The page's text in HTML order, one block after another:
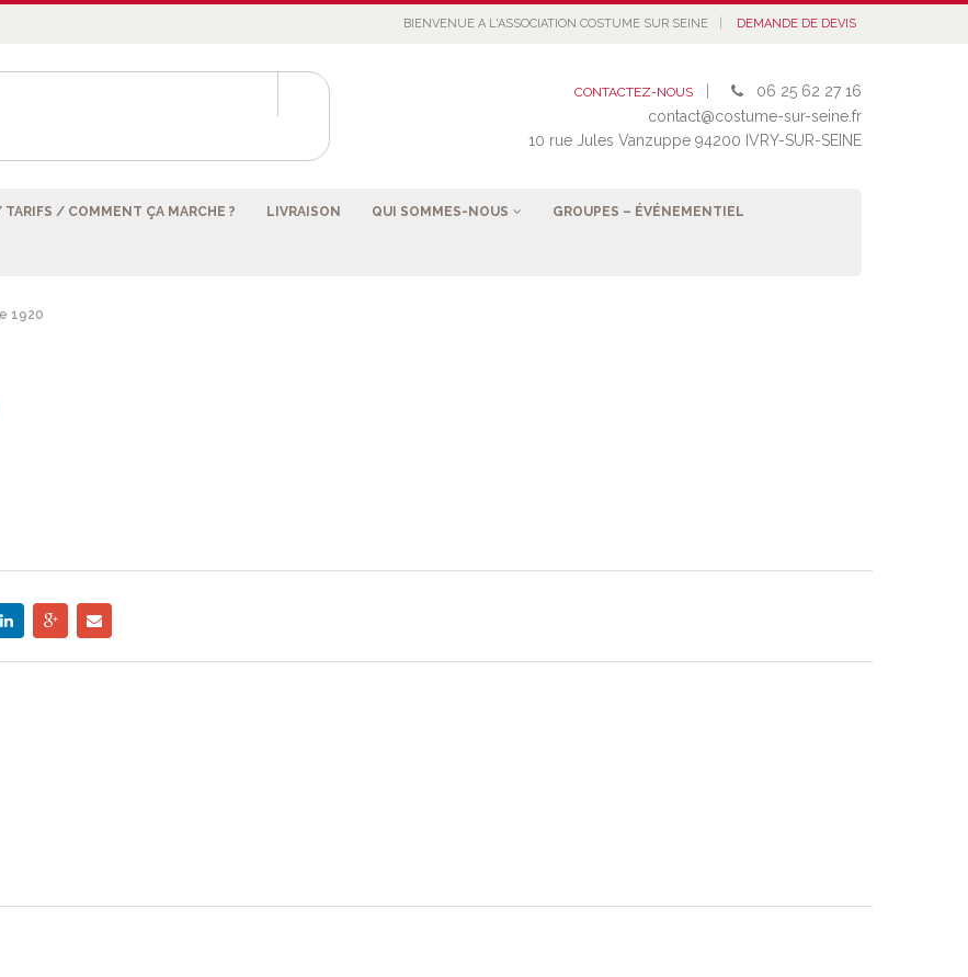
BIENVENUE A L'ASSOCIATION COSTUME SUR SEINE DEMANDE DE DEVIS
CONTACTEZ-NOUS
06 25 62 27 16
contact@costume-sur-seine.fr
10 rue Jules Vanzuppe 94200 IVRY-SUR-SEINE
/ COMMENT ÇA MARCHE ? LIVRAISON QUI SOMMES-NOUS GROUPES – ÉVÉNEMENTIEL
1920